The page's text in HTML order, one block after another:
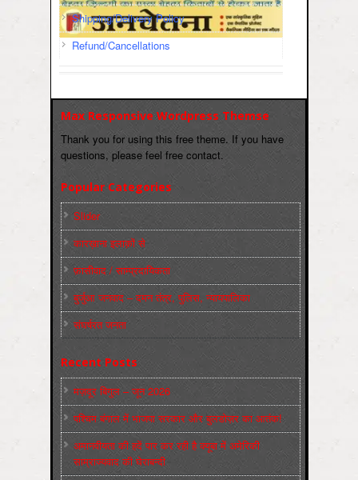
Shipping/Delivery Policy
Refund/Cancellations
Max Responsive Wordpress Themse
Thank you for using this free theme. If you have
questions, please feel free contact.
Popular Categories
Slider
कारख़ाना इलाक़ों से
फ़ासीवाद / साम्‍प्रदायिकता
बुर्जुआ जनवाद – दमन तंत्र, पुलिस, न्‍यायपालिका
संघर्षरत जनता
Recent Posts
मज़दूर बिगुल – जून 2026
पश्चिम बंगाल में भाजपा सरकार और बुलडोज़र का आतंक!
अमानवीयता की हदें पार कर रही है क्यूबा में अमेरिकी
साम्राज्यवाद की घेराबन्दी